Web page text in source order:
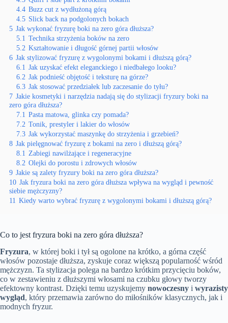
4.4 Buzz cut z wydłużoną górą
4.5 Slick back na podgolonych bokach
5 Jak wykonać fryzurę boki na zero góra dłuższa?
5.1 Technika strzyżenia boków na zero
5.2 Kształtowanie i długość górnej partii włosów
6 Jak stylizować fryzurę z wygolonymi bokami i dłuższą górą?
6.1 Jak uzyskać efekt eleganckiego i niedbałego looku?
6.2 Jak podnieść objętość i teksturę na górze?
6.3 Jak stosować przedziałek lub zaczesanie do tyłu?
7 Jakie kosmetyki i narzędzia nadają się do stylizacji fryzury boki na
zero góra dłuższa?
7.1 Pasta matowa, glinka czy pomada?
7.2 Tonik, prestyler i lakier do włosów
7.3 Jak wykorzystać maszynkę do strzyżenia i grzebień?
8 Jak pielęgnować fryzurę z bokami na zero i dłuższą górą?
8.1 Zabiegi nawilżające i regeneracyjne
8.2 Olejki do porostu i zdrowych włosów
9 Jakie są zalety fryzury boki na zero góra dłuższa?
10 Jak fryzura boki na zero góra dłuższa wpływa na wygląd i pewność
siebie mężczyzny?
11 Kiedy warto wybrać fryzurę z wygolonymi bokami i dłuższą górą?
Co to jest fryzura boki na zero góra dłuższa?
Fryzura, w której boki i tył są ogolone na krótko, a górna część
włosów pozostaje dłuższa, zyskuje coraz większą popularność wśród
mężczyzn. Ta stylizacja polega na bardzo krótkim przycięciu boków,
co w zestawieniu z dłuższymi włosami na czubku głowy tworzy
efektowny kontrast. Dzięki temu uzyskujemy nowoczesny i wyrazisty
wygląd, który przemawia zarówno do miłośników klasycznych, jak i
modnych fryzur.